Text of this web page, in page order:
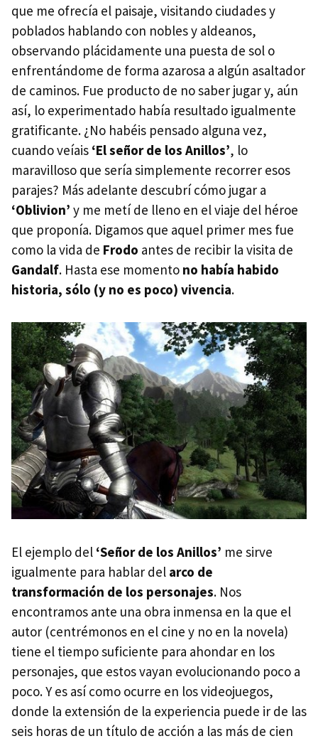
que me ofrecía el paisaje, visitando ciudades y
poblados hablando con nobles y aldeanos,
observando plácidamente una puesta de sol o
enfrentándome de forma azarosa a algún asaltador
de caminos. Fue producto de no saber jugar y, aún
así, lo experimentado había resultado igualmente
gratificante. ¿No habéis pensado alguna vez,
cuando veíais ‘El señor de los Anillos’, lo
maravilloso que sería simplemente recorrer esos
parajes? Más adelante descubrí cómo jugar a
‘Oblivion’ y me metí de lleno en el viaje del héroe
que proponía. Digamos que aquel primer mes fue
como la vida de Frodo antes de recibir la visita de
Gandalf. Hasta ese momento no había habido
historia, sólo (y no es poco) vivencia.
El ejemplo del ‘Señor de los Anillos’ me sirve
igualmente para hablar del arco de
transformación de los personajes. Nos
encontramos ante una obra inmensa en la que el
autor (centrémonos en el cine y no en la novela)
tiene el tiempo suficiente para ahondar en los
personajes, que estos vayan evolucionando poco a
poco. Y es así como ocurre en los videojuegos,
donde la extensión de la experiencia puede ir de las
seis horas de un título de acción a las más de cien